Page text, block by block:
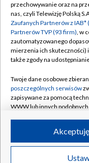
©2026 Telewizja
przechowywanie oraz na
nas, czyli Telewizję Polską
Zaufanych Partnerów z IAB*
Partnerów TVP (93 firm), w
zautomatyzowanego
mierzenia ich skuteczności)
także zgody na
Twoje dane osobowe
poszczególnych serwisów
zapisywane za pomocą
WWW lub innych
ruchu w Internecie.
Twoje dane osobowe